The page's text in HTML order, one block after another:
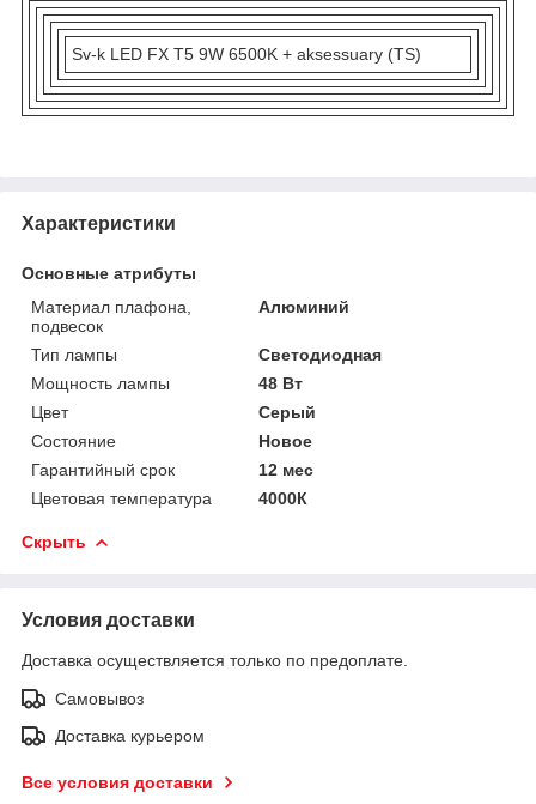
Sv-k LED FX T5 9W 6500K + aksessuary (TS)
Характеристики
Основные атрибуты
Материал плафона,
подвесок
Алюминий
Тип лампы
Светодиодная
Мощность лампы
48 Вт
Цвет
Серый
Состояние
Новое
Гарантийный срок
12 мес
Цветовая температура
4000К
Скрыть
Условия доставки
Доставка осуществляется только по предоплате.
Самовывоз
Доставка курьером
Все условия доставки